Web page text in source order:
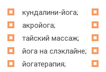
кундалини-йога;
акройога;
тайский массаж;
йога на слэклайне;
йогатерапия;